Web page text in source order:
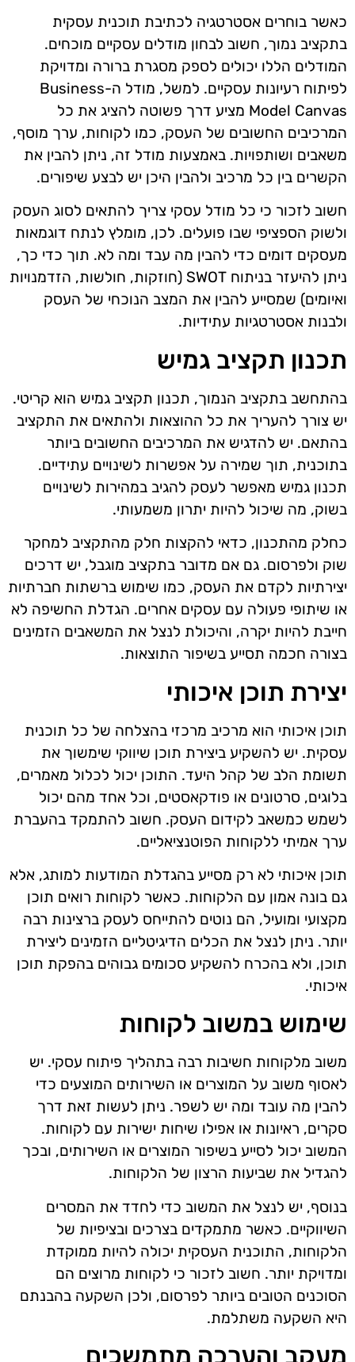
כאשר בוחרים אסטרטגיה לכתיבת תוכנית עסקית
בתקציב נמוך, חשוב לבחון מודלים עסקיים מוכחים.
המודלים הללו יכולים לספק מסגרת ברורה ומדויקת
לפיתוח רעיונות עסקיים. למשל, מודל ה-Business
Model Canvas מציע דרך פשוטה להציג את כל
המרכיבים החשובים של העסק, כמו לקוחות, ערך מוסף,
משאבים ושותפויות. באמצעות מודל זה, ניתן להבין את
הקשרים בין כל מרכיב ולהבין היכן יש לבצע שיפורים.
חשוב לזכור כי כל מודל עסקי צריך להתאים לסוג העסק
ולשוק הספציפי שבו פועלים. לכן, מומלץ לנתח דוגמאות
מעסקים דומים כדי להבין מה עבד ומה לא. תוך כדי כך,
ניתן להיעזר בניתוח SWOT (חוזקות, חולשות, הזדמנויות
ואיומים) שמסייע להבין את המצב הנוכחי של העסק
ולבנות אסטרטגיות עתידיות.
תכנון תקציב גמיש
בהתחשב בתקציב הנמוך, תכנון תקציב גמיש הוא קריטי.
יש צורך להעריך את כל ההוצאות ולהתאים את התקציב
בהתאם. יש להדגיש את המרכיבים החשובים ביותר
בתוכנית, תוך שמירה על אפשרות לשינויים עתידיים.
תכנון גמיש מאפשר לעסק להגיב במהירות לשינויים
בשוק, מה שיכול להיות יתרון משמעותי.
כחלק מהתכנון, כדאי להקצות חלק מהתקציב למחקר
שוק ולפרסום. גם אם מדובר בתקציב מוגבל, יש דרכים
יצירתיות לקדם את העסק, כמו שימוש ברשתות חברתיות
או שיתופי פעולה עם עסקים אחרים. הגדלת החשיפה לא
חייבת להיות יקרה, והיכולת לנצל את המשאבים הזמינים
בצורה חכמה תסייע בשיפור התוצאות.
יצירת תוכן איכותי
תוכן איכותי הוא מרכיב מרכזי בהצלחה של כל תוכנית
עסקית. יש להשקיע ביצירת תוכן שיווקי שימשוך את
תשומת הלב של קהל היעד. התוכן יכול לכלול מאמרים,
בלוגים, סרטונים או פודקאסטים, וכל אחד מהם יכול
לשמש כמשאב לקידום העסק. חשוב להתמקד בהעברת
ערך אמיתי ללקוחות הפוטנציאליים.
תוכן איכותי לא רק מסייע בהגדלת המודעות למותג, אלא
גם בונה אמון עם הלקוחות. כאשר לקוחות רואים תוכן
מקצועי ומועיל, הם נוטים להתייחס לעסק ברצינות רבה
יותר. ניתן לנצל את הכלים הדיגיטליים הזמינים ליצירת
תוכן, ולא בהכרח להשקיע סכומים גבוהים בהפקת תוכן
איכותי.
שימוש במשוב לקוחות
משוב מלקוחות חשיבות רבה בתהליך פיתוח עסקי. יש
לאסוף משוב על המוצרים או השירותים המוצעים כדי
להבין מה עובד ומה יש לשפר. ניתן לעשות זאת דרך
סקרים, ראיונות או אפילו שיחות ישירות עם לקוחות.
המשוב יכול לסייע בשיפור המוצרים או השירותים, ובכך
להגדיל את שביעות הרצון של הלקוחות.
בנוסף, יש לנצל את המשוב כדי לחדד את המסרים
השיווקיים. כאשר מתמקדים בצרכים ובציפיות של
הלקוחות, התוכנית העסקית יכולה להיות ממוקדת
ומדויקת יותר. חשוב לזכור כי לקוחות מרוצים הם
הסוכנים הטובים ביותר לפרסום, ולכן השקעה בהבנתם
היא השקעה משתלמת.
מעקב והערכה מתמשכים